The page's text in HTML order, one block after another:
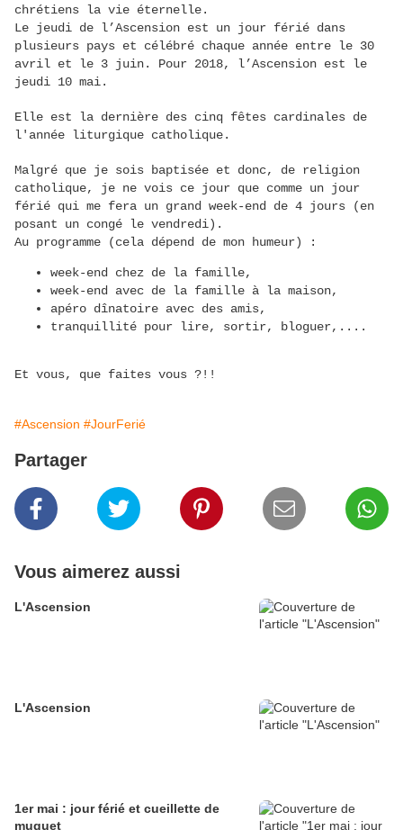
chrétiens la vie éternelle.
Le jeudi de l’Ascension est un jour férié dans
plusieurs pays et célébré chaque année entre le 30
avril et le 3 juin. Pour 2018, l’Ascension est le
jeudi 10 mai.
Elle est la dernière des cinq fêtes cardinales de
l'année liturgique catholique.
Malgré que je sois baptisée et donc, de religion
catholique, je ne vois ce jour que comme un jour
férié qui me fera un grand week-end de 4 jours (en
posant un congé le vendredi).
Au programme (cela dépend de mon humeur) :
week-end chez de la famille,
week-end avec de la famille à la maison,
apéro dînatoire avec des amis,
tranquillité pour lire, sortir, bloguer,....
Et vous, que faites vous ?!!
#Ascension #JourFerié
Partager
Vous aimerez aussi
L'Ascension
L'Ascension
1er mai : jour férié et cueillette de
muguet